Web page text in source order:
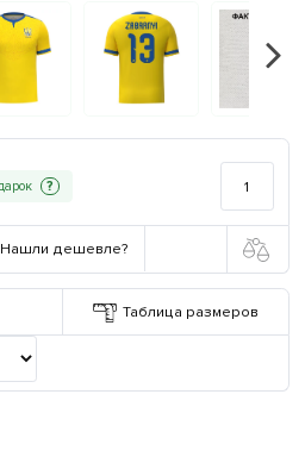
?
Нашли дешевле?
Таблица размеров